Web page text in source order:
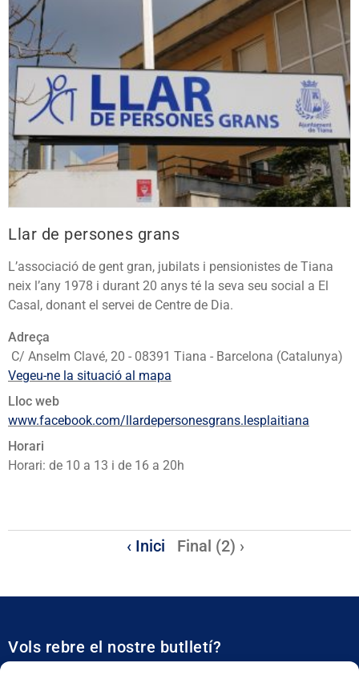
Llar de persones grans
L’associació de gent gran, jubilats i pensionistes de Tiana
neix l’any 1978 i durant 20 anys té la seva seu social a El
Casal, donant el servei de Centre de Dia.
Adreça
C/ Anselm Clavé, 20 - 08391 Tiana - Barcelona (Catalunya)
Vegeu-ne la situació al mapa
Lloc web
www.facebook.com/llardepersonesgrans.lesplaitiana
Horari
Horari: de 10 a 13 i de 16 a 20h
‹ Inici Final (2) ›
Vols rebre el nostre butlletí?